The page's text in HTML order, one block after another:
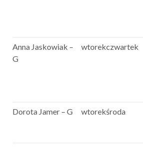
Anna Jaskowiak –
G
wtorekczwartek
Dorota Jamer – G wtorekśroda